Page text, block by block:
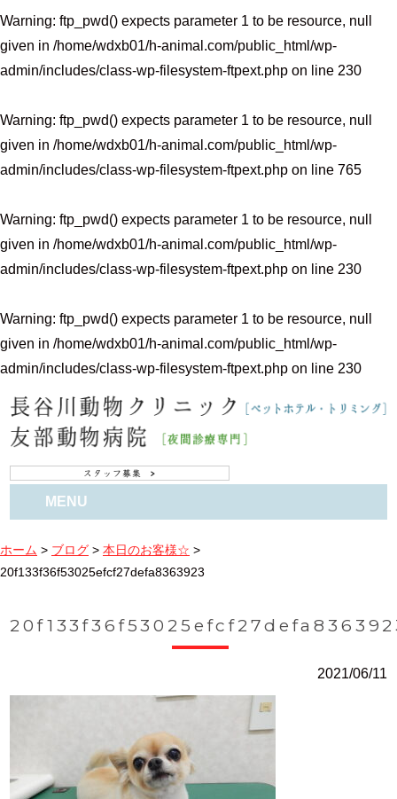
Warning: ftp_pwd() expects parameter 1 to be resource, null
given in /home/wdxb01/h-animal.com/public_html/wp-
admin/includes/class-wp-filesystem-ftpext.php on line 230
Warning: ftp_pwd() expects parameter 1 to be resource, null
given in /home/wdxb01/h-animal.com/public_html/wp-
admin/includes/class-wp-filesystem-ftpext.php on line 765
Warning: ftp_pwd() expects parameter 1 to be resource, null
given in /home/wdxb01/h-animal.com/public_html/wp-
admin/includes/class-wp-filesystem-ftpext.php on line 230
Warning: ftp_pwd() expects parameter 1 to be resource, null
given in /home/wdxb01/h-animal.com/public_html/wp-
admin/includes/class-wp-filesystem-ftpext.php on line 230
MENU
ホーム > ブログ > 本日のお客様☆ >
20f133f36f53025efcf27defa8363923
2021/06/11